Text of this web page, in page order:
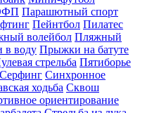
Парашютный спорт
Пейнтбол Пилатес
волейбол Пляжный
воду Прыжки на батуте
стрельба Пятиборье
Серфинг Синхронное
ходьба Сквош
ориентирование